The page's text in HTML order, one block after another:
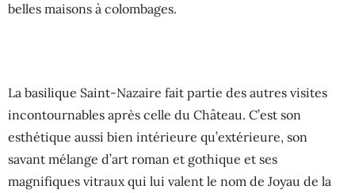
belles maisons à colombages.
La basilique Saint-Nazaire fait partie des autres visites
incontournables après celle du Château. C’est son
esthétique aussi bien intérieure qu’extérieure, son
savant mélange d’art roman et gothique et ses
magnifiques vitraux qui lui valent le nom de Joyau de la